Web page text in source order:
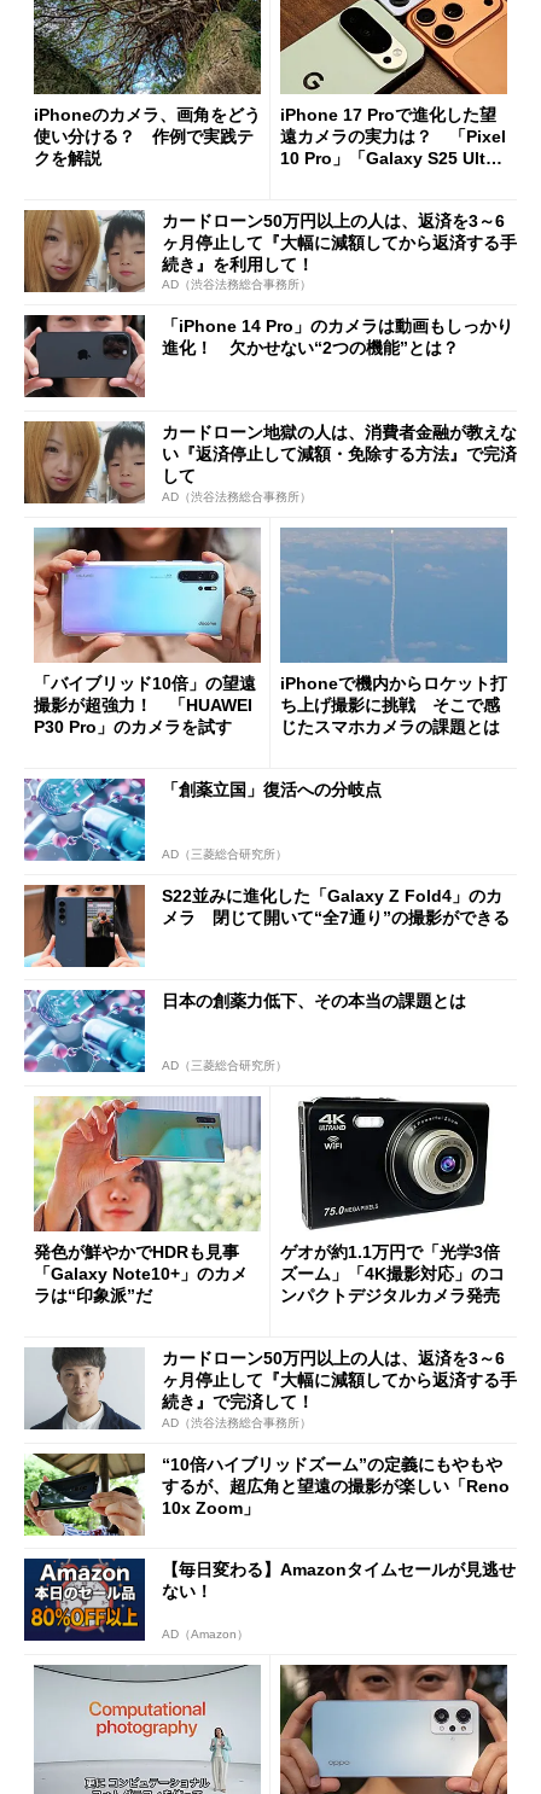
iPhoneのカメラ、画角をどう
使い分ける？ 作例で実践テ
クを解説
iPhone 17 Proで進化した望
遠カメラの実力は？ 「Pixel
10 Pro」「Galaxy S25 Ultr
カードローン50万円以上の人は、返済を3～6
ヶ月停止して『大幅に減額してから返済する手
続き』を利用して！
AD（渋谷法務総合事務所）
「iPhone 14 Pro」のカメラは動画もしっかり
進化！ 欠かせない“2つの機能”とは？
カードローン地獄の人は、消費者金融が教えな
い『返済停止して減額・免除する方法』で完済
して
AD（渋谷法務総合事務所）
「バイブリッド10倍」の望遠
撮影が超強力！ 「HUAWEI
P30 Pro」のカメラを試す
iPhoneで機内からロケット打
ち上げ撮影に挑戦 そこで感
じたスマホカメラの課題とは
「創薬立国」復活への分岐点
AD（三菱総合研究所）
S22並みに進化した「Galaxy Z Fold4」のカ
メラ 閉じて開いて“全7通り”の撮影ができる
日本の創薬力低下、その本当の課題とは
AD（三菱総合研究所）
発色が鮮やかでHDRも見事
「Galaxy Note10+」のカメ
ラは“印象派”だ
ゲオが約1.1万円で「光学3倍
ズーム」「4K撮影対応」のコ
ンパクトデジタルカメラ発売
カードローン50万円以上の人は、返済を3～6
ヶ月停止して『大幅に減額してから返済する手
続き』で完済して！
AD（渋谷法務総合事務所）
“10倍ハイブリッドズーム”の定義にもやもや
するが、超広角と望遠の撮影が楽しい「Reno
10x Zoom」
【毎日変わる】Amazonタイムセールが見逃せ
ない！
AD（Amazon）